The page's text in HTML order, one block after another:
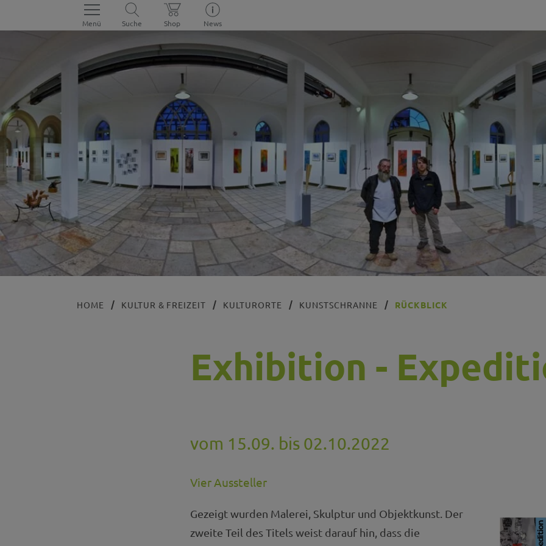
Menü Suche Shop News
HOME KULTUR & FREIZEIT KULTURORTE KUNSTSCHRANNE RÜCKBLICK
Exhibition -
vom 15.09. bis 02.10.2022
Vier Aussteller
Gezeigt wurden Malerei, Skulptur und Objektkunst. Der
zweite Teil des Titels weist darauf hin, dass die